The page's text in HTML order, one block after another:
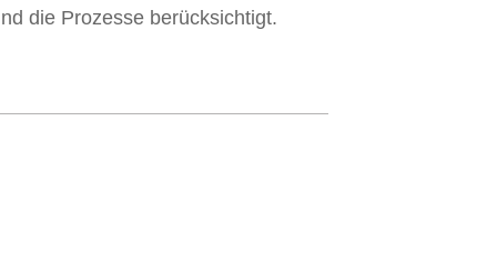
die Prozesse berücksichtigt.